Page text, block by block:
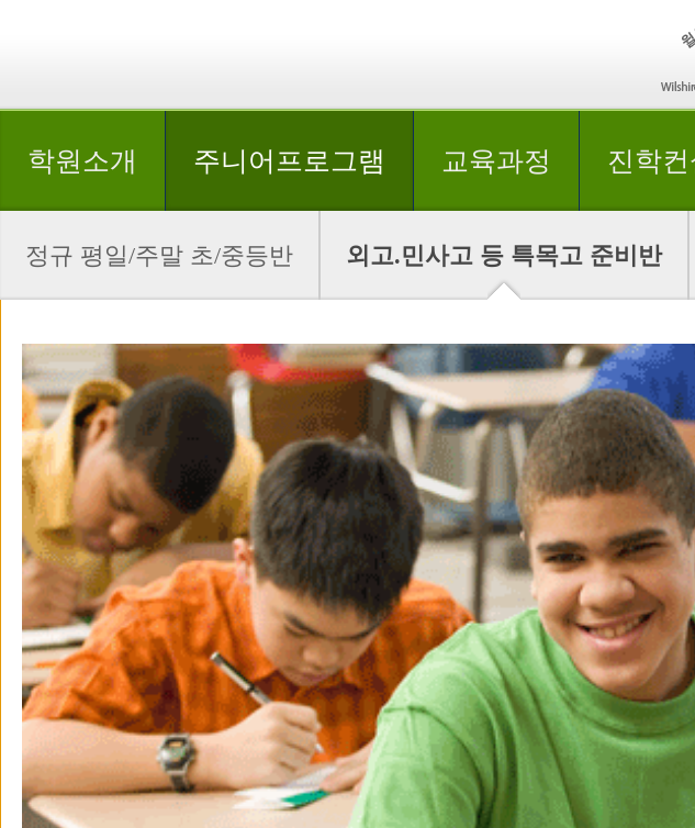
학원소개 주니어프로그램 교육과정 진학컨
정규 평일/주말 초/중등반 외고.민사고 등 특목고 준비반